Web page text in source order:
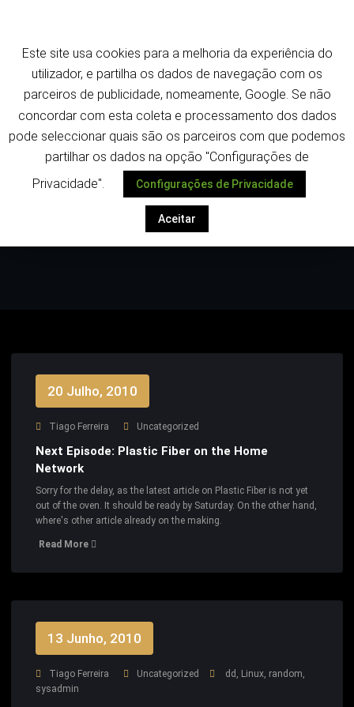
conteúdo
Despoletar
Categoria:Uncategorized
20 Julho, 2010
Tiago Ferreira Uncategorized
Next Episode: Plastic Fiber on the Home
Network
Sorry for the delay, as the latest article on Plastic Fiber is not yet
out of the oven. It should be ready by Saturday. On the other hand,
where's other article already on the making.
Read More
13 Junho, 2010
Tiago Ferreira Uncategorized dd Linux random
sysadmin
Este site usa cookies para a melhoria da experiência do
utilizador, e partilha os dados de navegação com os
parceiros de publicidade, nomeamente, Google. Se não
concordar com esta coleta e processamento dos dados
pode seleccionar quais são os parceiros com que podemos
partilhar os dados na opção "Configurações de
Privacidade".
Configurações de Privacidade
Aceitar